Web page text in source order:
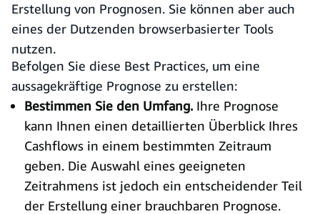
Erstellung von Prognosen. Sie können aber auch
eines der Dutzenden browserbasierter Tools
nutzen.
Befolgen Sie diese Best Practices, um eine
aussagekräftige Prognose zu erstellen:
Bestimmen Sie den Umfang. Ihre Prognose
kann Ihnen einen detaillierten Überblick Ihres
Cashflows in einem bestimmten Zeitraum
geben. Die Auswahl eines geeigneten
Zeitrahmens ist jedoch ein entscheidender Teil
der Erstellung einer brauchbaren Prognose.